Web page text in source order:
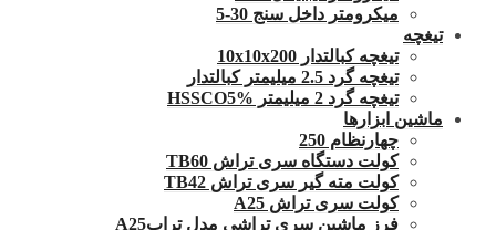
میکرومتر داخل سنج 30-5
تیغچه
تیغچه کبالتدار 10x10x200
تیغچه گرد 2.5 میلیمتر کبالتدار
تیغچه گرد 2 میلیمتر HSSCO5%
ماشین ابزارها
چهارنظام 250
کولت دستگاه سری تراش TB60
کولت مته گیر سری تراش TB42
کولت سری تراش A25
فرز ماشین سری تراشی مدل ترابA25